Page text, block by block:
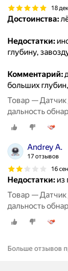
18
Достоинства:
Недостатки:
глубину,
Комментарий:
больших
Товар — Датчик
дальность
Andrey A.
17 отзывов
16
Недостатки: из
Товар — Датчик
дальность
Больше отзывов